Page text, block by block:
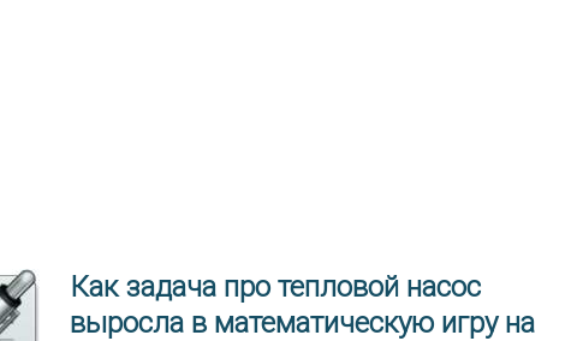
Как задача про тепловой насос
выросла в математическую игру на